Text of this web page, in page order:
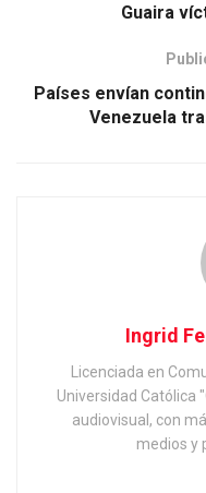
Guaira
Países envían
Venezuela
Ingrid
Licenciada en
Universidad Católica
audiovisual, con
medios y